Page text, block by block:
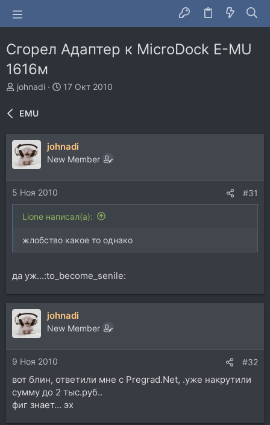
Cгорел Адаптер к MicroDock E-MU
1616м
А
т
р
т
е
м
johnadi
Д
н
а
17 Окт 2010
EMU
johnadi
New Member
5 Ноя 2010 #31
Lione написал(а):
жлобство какое то однако
да уж...:to_become_senile:
johnadi
New Member
9 Ноя 2010 #32
вот блин, ответили мне с Pregrad.Net, .уже накрутили
сумму до 2 тыс.руб..
фиг знает... эх